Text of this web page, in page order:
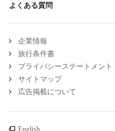
よくある質問
企業情報
旅行条件書
プライバシーステートメント
サイトマップ
広告掲載について
English